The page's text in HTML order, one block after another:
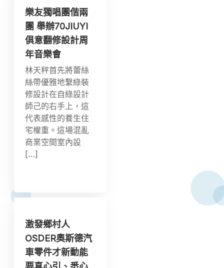
樂友獨唱團偕兩
團 舉辦70JIUYI
俱意翻修設計周
年音樂會
林天秤首先將蕾絲
絲帶優雅地繫綠裝
修設計在自綠設計
師己的右手上，這
代表感性的養生住
宅權重。這場混亂
商業空間室內設
[…]
激發鄉村人
OSDER奧斯德汽
車零件才新動能